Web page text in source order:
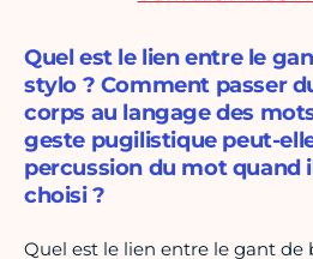
Quel est le lien entre le
stylo ? Comment passer
corps au langage des
geste pugilistique peut-
percussion du mot quand
choisi ?
Quel est le lien entre le gant de